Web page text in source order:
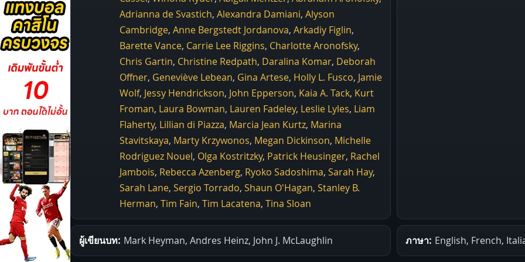
Adrianna de Svastich, Alexandra Damiani, Alyson
Cambridge, Anne Bergstedt Jordanova, Arkadiy Figlin,
Barette Vance, Carrie Lee Riggins, Charlotte Aronofsky,
Chris Gartin, Christine Redpath, Daralina Komar, Deborah
Offner, Geneviève Lebean, Gina Artese, Holly L. Fusco, Jamie
Wolf, Jessy Hendrickson, John Epperson, Kaia A. Tack, Kurt
Froman, Laura Bowman, Lauren Fadeley, Leslie Lyles, Liam
Flaherty, Lillian di Piazza, Marcia Jean Kurtz, Marina
Stavitskaya, Marty Krzywonos, Megan Dickinson, Michelle
Rodriguez Nouel, Olga Kostritzky, Patrick Heusinger, Rachel
Jambois, Rebecca Azenberg, Ryoko Sadoshima, Sarah Hay,
Sarah Lane, Sergio Torrado, Shaun O'Hagan, Stanley B.
Herman, Tim Fain, Tim Lacatena, Tina Sloan
ผู้เขียนบท: Mark Heyman, Andres Heinz, John J. McLaughlin ภาษา: English, French,